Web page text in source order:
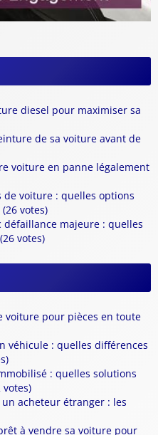
diesel pour maximiser sa
de sa voiture avant de
voiture en panne légalement
de voiture : quelles options
votes)
défaillance majeure : quelles
votes)
voiture pour pièces en toute
véhicule : quelles différences
: quelles solutions
acheteur étranger : les
à vendre sa voiture pour